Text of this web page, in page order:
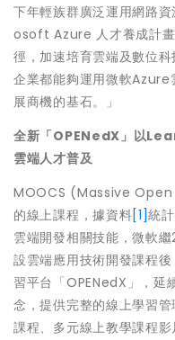
下年輕族群廣泛運用網路
osoft Azure 人才養成計畫
徑，加速培育雲端及數位
企業都能夠運用微軟Azure
展商機的基石。」
全新「OPENedX」以
雲端人才普及
MOOCS (Massive
的線上課程，據資料[1]統
雲端開發相關技能，微軟
設雲端應用技術開發課程
習平台「OPENedX」，
念，提供完整的線上學習
課程、多元線上教學課程